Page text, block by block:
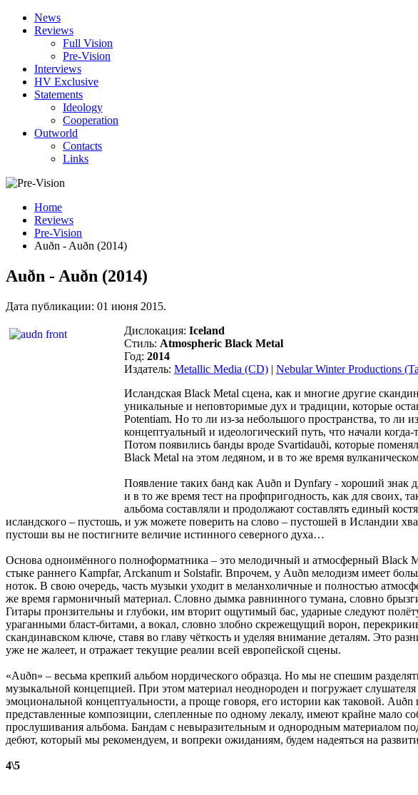
News
Reviews
Full Vision
Pre-Vision
Interviews
HV Exclusive
Statements
Ideology
Cooperation
Outworld
Contacts
Links
Home
Reviews
Pre-Vision
Auðn - Auðn (2014)
Auðn - Auðn (2014)
Дата публикации: 01 июня 2015.
Дислокация: Iceland
Стиль: Atmospheric Black Metal
Год: 2014
Издатель: Metallic Media (CD) | Nebular Winter Productions
Исландская Black Metal сцена, как и многие другие
уникальные и неповторимые дух и традиции, которые
Potentiam. Но то ли из-за небольшого пространства, то ли
концептуальный и идеологический путь, что начали
Потом появились банды вроде Svartidauði, которые
Black Metal на этом ледяном, и в то же время
Появление таких банд как Auðn и Dynfary - хороший
и в то же время тест на профпригодность, как для своих,
альбома составляли и продолжают составлять единый
исландского – пустошь, и уж можете поверить на слово – пустошей в Исландии
пустоши вы не постигните величие истинного северного духа…
Основа одноимённого полноформатника – это мелодичный и атмосферный Black
стыке раннего Kampfar, Arckanum и Solstafir. Впрочем, у Auðn мелодизм имеет
ноток. В свою очередь, часть музыки уходит в меланхоличные и полностью
же время гармоничный материал. Словно дымка равнинного тумана, словно
Гитары пронзительны и глубоки, им вторит ощутимый бас, ударные следуют
ураганными бласт-битами, а вокал, словно злобно скрежещущий ворон,
скандинавском ключе, ставя во главу чёткость и уделяя внимание деталям. Это
уже не жалеет, и отражает текущие реалии всей европейской сцены.
«Auðn» – весьма крепкий альбом нордического образца. Но мы не спешим
музыкальной концепцией. При этом материал неоднороден и погружает
эмоциональной концептуальности, а проще говоря, его истории как таковой.
представленные композиции, слепленные по одному лекалу, имеют крайне мало
прослушивания альбома. Бандам с невыразительным и однородным материалом
дебют, который мы рекомендуем, и вопреки ожиданиям, будем надеяться на
4\5